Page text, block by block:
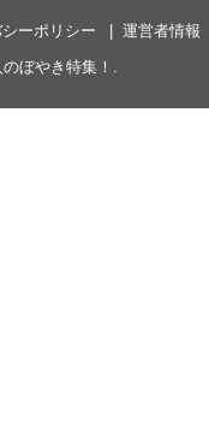
ーポリシー
運営者情報
ぼやき特集！